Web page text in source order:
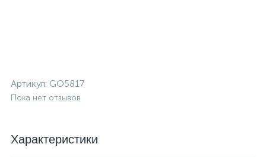
Артикул: GO5817
Пока нет отзывов
Характеристики